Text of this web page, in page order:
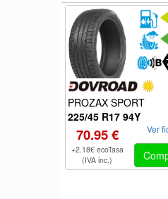
PROZAX SPORT
225/45 R17 94Y
70.95 €
+2.18€ ecoTasa
(IVA inc.)
Ver